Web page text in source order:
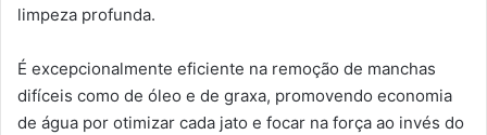
limpeza profunda.
É excepcionalmente eficiente na remoção de manchas
difíceis como de óleo e de graxa, promovendo economia
de água por otimizar cada jato e focar na força ao invés do